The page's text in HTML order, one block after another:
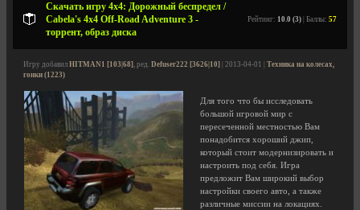
Скачать игру 4х4: Дорожный беспредел /
Cabela's 4x4 Off-Road Adventure 3 -
торрент, образ диска
Рейтинг: 10.0 (3) | Баллы: 57
Игру добавил HITMAN1 [103|68], ред. Defuser222 [3626|10] | 2013-04-01 | Техника на колесах,
гонки (1223)
Для того что бы исследовать
большой игровой мир с
пересеченной местностью Вам
понадобится хороший джип,
который стоит модернизировать и
настроить под себя. Игра
предложит Вам широкий выбор
настройки своего авто, а также
различные миссии на локациях.